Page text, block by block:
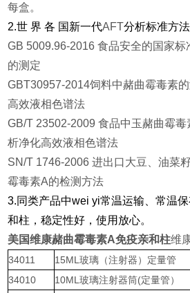
每盒。
2.世 界 各 国新一代AFT分析标准方
GB 5009.96-2016 食品安全的国家
的测定
GBT30957-2014饲料中赭曲霉毒素
高效液相色谱法
GB/T 23502-2009 食品中玉赭曲霉
析净化高效液相色谱法
SN/T 1746-2006 进出口大豆、油菜
霉毒素A的检测方法
3.同类产品中wei yi常温运输、常温
和柱，稳定性好，使用放心。
美国维康赭曲霉毒素A免疫亲和柱维
34011 15ML玻璃（注射器）定量管
34010
10ML玻璃注射器筒(定量管）